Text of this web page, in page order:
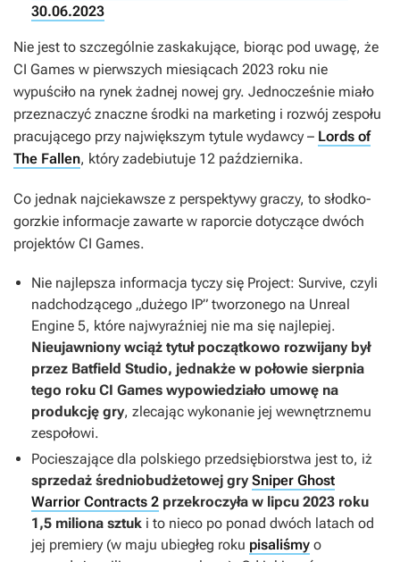
30.06.2023
Nie jest to szczególnie zaskakujące, biorąc pod uwagę, że
CI Games w pierwszych miesiącach 2023 roku nie
wypuściło na rynek żadnej nowej gry. Jednocześnie miało
przeznaczyć znaczne środki na marketing i rozwój zespołu
pracującego przy największym tytule wydawcy – Lords of
The Fallen, który zadebiutuje 12 października.
Co jednak najciekawsze z perspektywy graczy, to słodko-
gorzkie informacje zawarte w raporcie dotyczące dwóch
projektów CI Games.
Nie najlepsza informacja tyczy się Project: Survive, czyli
nadchodzącego „dużego IP” tworzonego na Unreal
Engine 5, które najwyraźniej nie ma się najlepiej.
Nieujawniony wciąż tytuł początkowo rozwijany był
przez Batfield Studio, jednakże w połowie sierpnia
tego roku CI Games wypowiedziało umowę na
produkcję gry, zlecając wykonanie jej wewnętrznemu
zespołowi.
Pocieszające dla polskiego przedsiębiorstwa jest to, iż
sprzedaż średniobudżetowej gry Sniper Ghost
Warrior Contracts 2 przekroczyła w lipcu 2023 roku
1,5 miliona sztuk i to nieco po ponad dwóch latach od
jej premiery (w maju ubiegłeg roku pisaliśmy o